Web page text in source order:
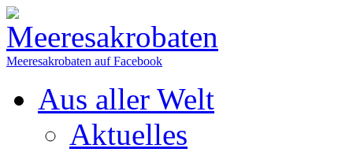
Meeresakrobaten auf Facebook
Aus aller Welt
Aktuelles